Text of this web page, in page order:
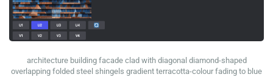
architecture building facade clad with diagonal diamond-shaped
overlapping folded steel shingels gradient terracotta-colour fading to blue